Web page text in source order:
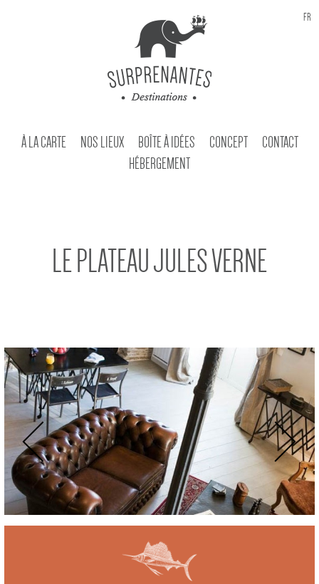
FR
À LA CARTE NOS LIEUX BOÎTE À IDÉES CONCEPT
CONTACT
HÉBERGEMENT
LE PLATEAU JULES VERNE
Previous Next